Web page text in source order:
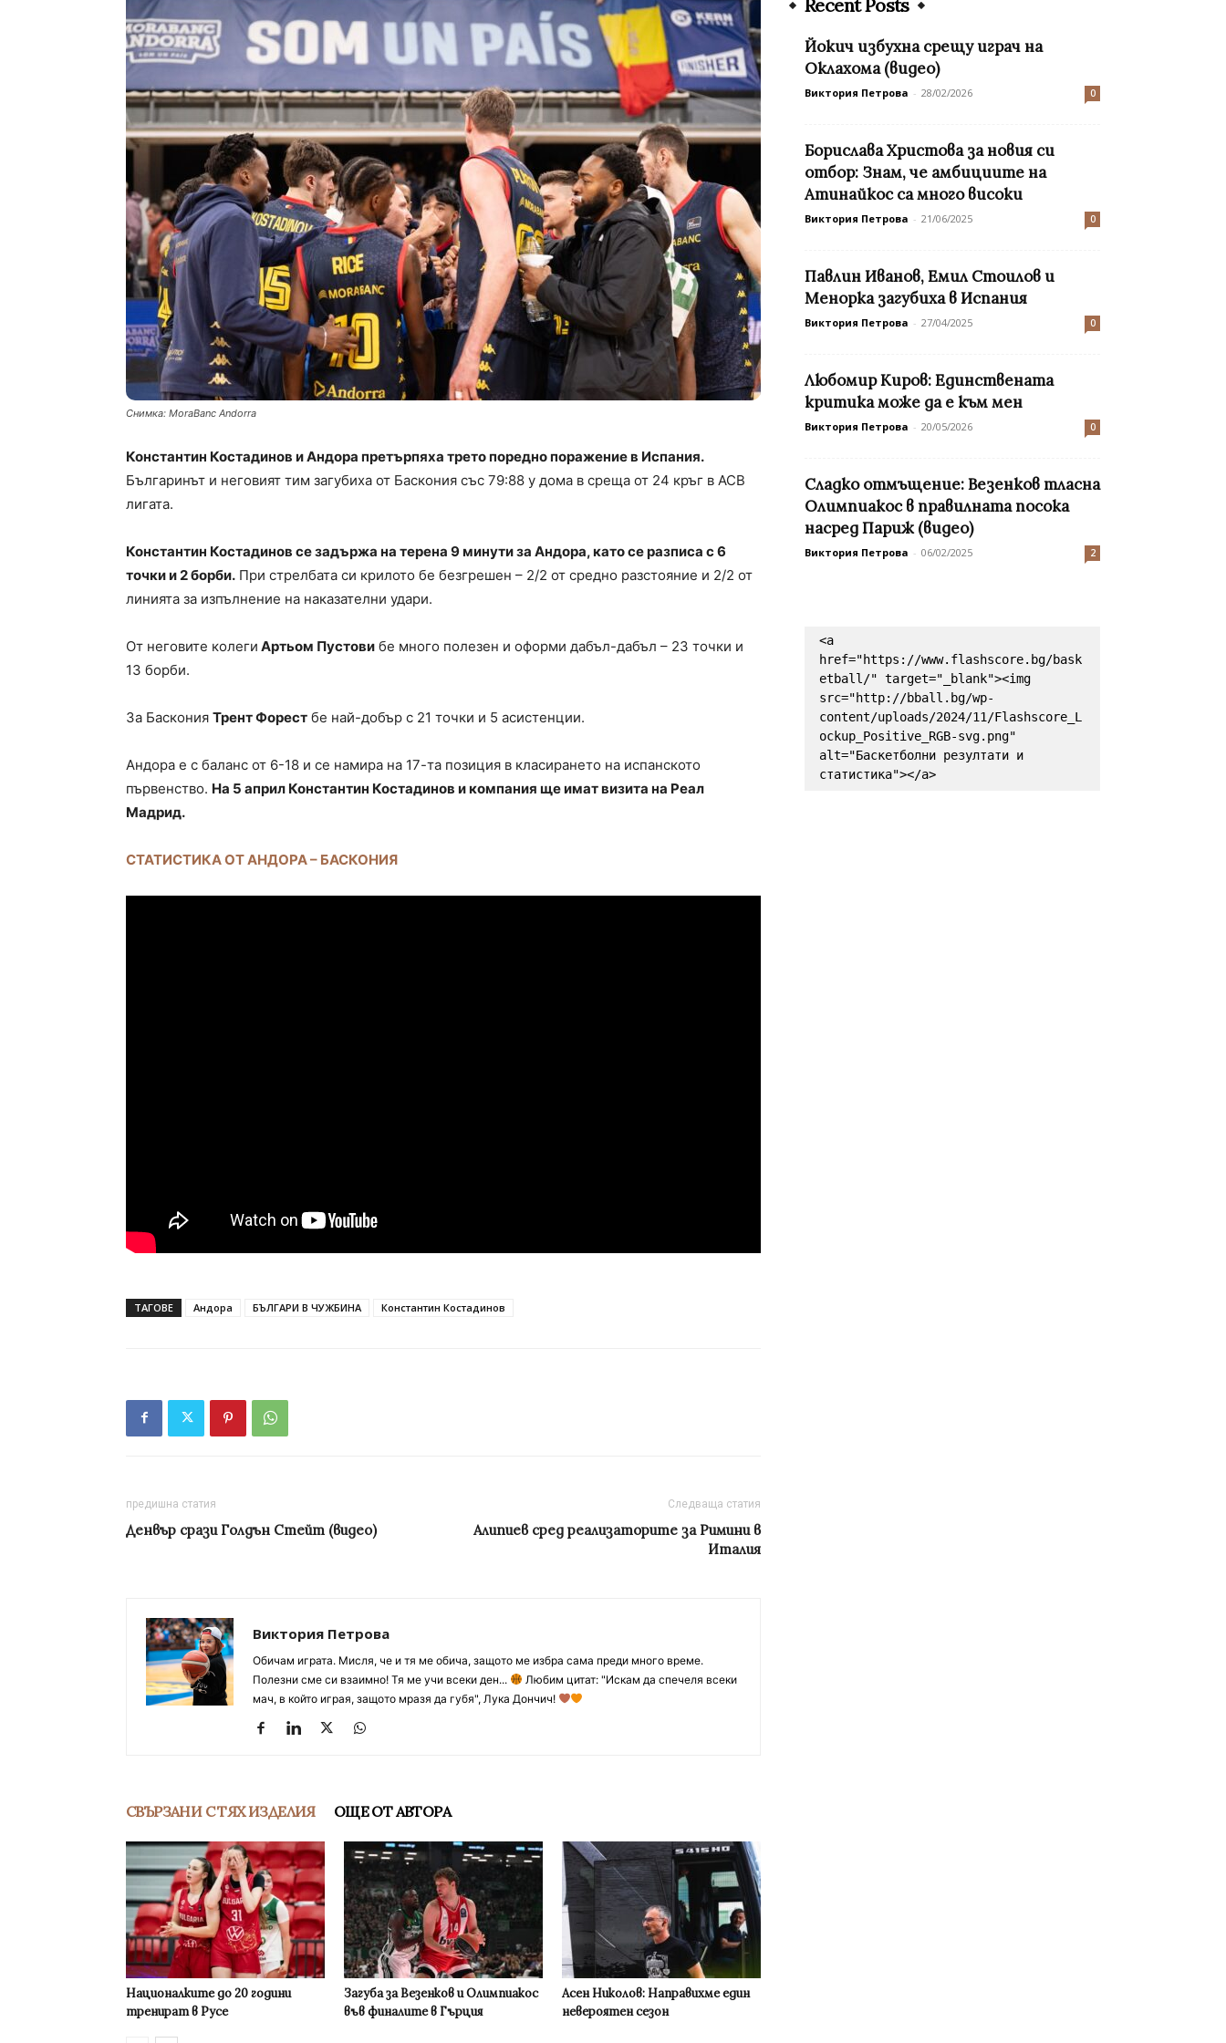
Снимка: MoraBanc Andorra
Константин Костадинов и Андора претърпяха трето поредно поражение в Испания.
Българинът и неговият тим загубиха от Баскония със 79:88 у дома в среща от 24 кръг в ACB
лигата.
Константин Костадинов се задържа на терена 9 минути за Андора, като се разписа с 6
точки и 2 борби. При стрелбата си крилото бе безгрешен – 2/2 от средно разстояние и 2/2 от
линията за изпълнение на наказателни удари.
От неговите колеги Артьом Пустови бе много полезен и оформи дабъл-дабъл – 23 точки и
13 борби.
За Баскония Трент Форест бе най-добър с 21 точки и 5 асистенции.
Андора е с баланс от 6-18 и се намира на 17-та позиция в класирането на испанското
първенство. На 5 април Константин Костадинов и компания ще имат визита на Реал
Мадрид.
СТАТИСТИКА ОТ АНДОРА – БАСКОНИЯ
ТАГОВЕ Андора БЪЛГАРИ В ЧУЖБИНА Константин Костадинов
предишна статия
Денвър срази Голдън Стейт (видео)
Следваща статия
Алипиев сред реализаторите за Римини в
Италия
Виктория Петрова
Обичам играта. Мисля, че и тя ме обича, защото ме избра сама преди много време.
Полезни сме си взаимно! Тя ме учи всеки ден...
Любим цитат: "Искам да спечеля всеки
мач, в който играя, защото мразя да губя", Лука Дончич!
СВЪРЗАНИ С ТЯХ ИЗДЕЛИЯ ОЩЕ ОТ АВТОРА
Националките до 20 години
тренират в Русе
Загуба за Везенков и Олимпиакос
във финалите в Гърция
Асен Николов: Направихме един
невероятен сезон
Recent Posts
Йокич избухна срещу играч на
Оклахома (видео)
Виктория Петрова - 28/02/2026 0
Борислава Христова за новия си
отбор: Знам, че амбициите на
Атинайкос са много високи
Виктория Петрова - 21/06/2025 0
Павлин Иванов, Емил Стоилов и
Менорка загубиха в Испания
Виктория Петрова - 27/04/2025 0
Любомир Киров: Единствената
критика може да е към мен
Виктория Петрова - 20/05/2026 0
Сладко отмъщение: Везенков тласна
Олимпиакос в правилната посока
насред Париж (видео)
Виктория Петрова - 06/02/2025 2
<a
href="https://www.flashscore.bg/bask
etball/" target="_blank"><img
src="http://bball.bg/wp-
content/uploads/2024/11/Flashscore_L
ockup_Positive_RGB-svg.png"
alt="Баскетболни резултати и
статистика"></a>